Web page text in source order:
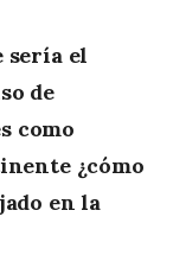
sería el
de
como
¿cómo
en la